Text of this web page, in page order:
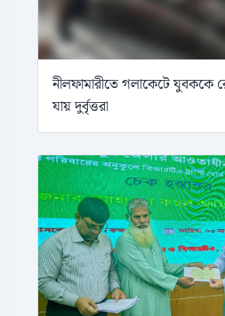
নীলফামারীতে গলাকেটে যুবককে
যায় দুর্বৃত্তরা